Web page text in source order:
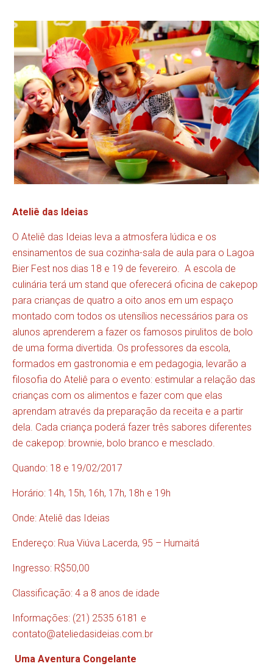
Ateliê das Ideias
O Ateliê das Ideias leva a atmosfera lúdica e os
ensinamentos de sua cozinha-sala de aula para o Lagoa
Bier Fest nos dias 18 e 19 de fevereiro. A escola de
culinária terá um stand que oferecerá oficina de cakepop
para crianças de quatro a oito anos em um espaço
montado com todos os utensílios necessários para os
alunos aprenderem a fazer os famosos pirulitos de bolo
de uma forma divertida. Os professores da escola,
formados em gastronomia e em pedagogia, levarão a
filosofia do Ateliê para o evento: estimular a relação das
crianças com os alimentos e fazer com que elas
aprendam através da preparação da receita e a partir
dela. Cada criança poderá fazer três sabores diferentes
de cakepop: brownie, bolo branco e mesclado.
Quando: 18 e 19/02/2017
Horário: 14h, 15h, 16h, 17h, 18h e 19h
Onde: Ateliê das Ideias
Endereço: Rua Viúva Lacerda, 95 – Humaitá
Ingresso: R$50,00
Classificação: 4 a 8 anos de idade
Informações: (21) 2535 6181 e
contato@ateliedasideias.com.br
Uma Aventura Congelante